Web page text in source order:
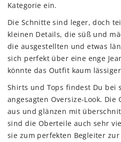
Kategorie ein.
Die Schnitte sind leger, doch
kleinen Details, die süß und
die ausgestellten und etwas
sich perfekt über eine enge
könnte das Outfit kaum
Shirts und Tops findest Du bei
angesagten Oversize-Look.
aus und glänzen mit
sind die Oberteile auch sehr
sie zum perfekten Begleiter zur